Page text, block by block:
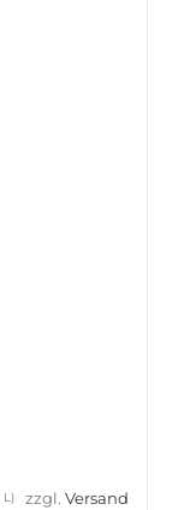
L) zzgl. Versand